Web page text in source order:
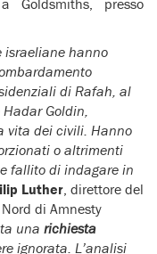
israeliane hanno
di Rafah, al
Goldin,
vita dei civili. Hanno
o altrimenti
fallito di indagare in
Luther , direttore del
di Amnesty
una richiesta
ignorata. L’analisi